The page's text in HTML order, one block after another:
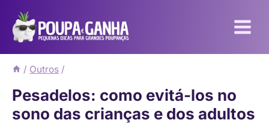
para
Conteúdo
/ Outros /
Pesadelos: como evitá-los no
sono das crianças e dos adultos